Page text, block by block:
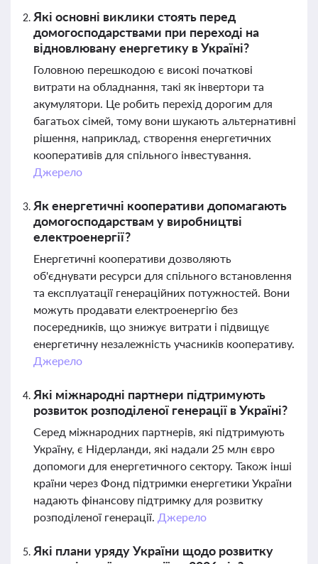
Які основні виклики стоять перед
домогосподарствами при переході на
відновлювану енергетику в Україні?
Головною перешкодою є високі початкові
витрати на обладнання, такі як інвертори та
акумулятори. Це робить перехід дорогим для
багатьох сімей, тому вони шукають альтернативні
рішення, наприклад, створення енергетичних
кооперативів для спільного інвестування.
Джерело
Як енергетичні кооперативи допомагають
домогосподарствам у виробництві
електроенергії?
Енергетичні кооперативи дозволяють
об'єднувати ресурси для спільного встановлення
та експлуатації генераційних потужностей. Вони
можуть продавати електроенергію без
посередників, що знижує витрати і підвищує
енергетичну незалежність учасників кооперативу.
Джерело
Які міжнародні партнери підтримують
розвиток розподіленої генерації в Україні?
Серед міжнародних партнерів, які підтримують
Україну, є Нідерланди, які надали 25 млн євро
допомоги для енергетичного сектору. Також інші
країни через Фонд підтримки енергетики України
надають фінансову підтримку для розвитку
розподіленої генерації. Джерело
Які плани уряду України щодо розвитку